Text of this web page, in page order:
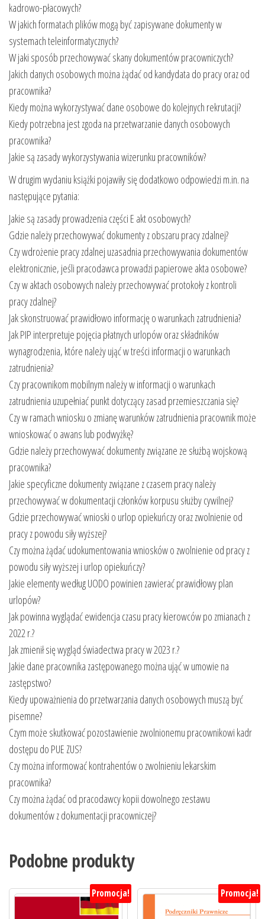
kadrowo-płacowych?
W jakich formatach plików mogą być zapisywane dokumenty w
systemach teleinformatycznych?
W jaki sposób przechowywać skany dokumentów pracowniczych?
Jakich danych osobowych można żądać od kandydata do pracy oraz od
pracownika?
Kiedy można wykorzystywać dane osobowe do kolejnych rekrutacji?
Kiedy potrzebna jest zgoda na przetwarzanie danych osobowych
pracownika?
Jakie są zasady wykorzystywania wizerunku pracowników?
W drugim wydaniu książki pojawiły się dodatkowo odpowiedzi m.in. na
następujące pytania:
Jakie są zasady prowadzenia części E akt osobowych?
Gdzie należy przechowywać dokumenty z obszaru pracy zdalnej?
Czy wdrożenie pracy zdalnej uzasadnia przechowywania dokumentów
elektronicznie, jeśli pracodawca prowadzi papierowe akta osobowe?
Czy w aktach osobowych należy przechowywać protokoły z kontroli
pracy zdalnej?
Jak skonstruować prawidłowo informację o warunkach zatrudnienia?
Jak PIP interpretuje pojęcia płatnych urlopów oraz składników
wynagrodzenia, które należy ująć w treści informacji o warunkach
zatrudnienia?
Czy pracownikom mobilnym należy w informacji o warunkach
zatrudnienia uzupełniać punkt dotyczący zasad przemieszczania się?
Czy w ramach wniosku o zmianę warunków zatrudnienia pracownik może
wnioskować o awans lub podwyżkę?
Gdzie należy przechowywać dokumenty związane ze służbą wojskową
pracownika?
Jakie specyficzne dokumenty związane z czasem pracy należy
przechowywać w dokumentacji członków korpusu służby cywilnej?
Gdzie przechowywać wnioski o urlop opiekuńczy oraz zwolnienie od
pracy z powodu siły wyższej?
Czy można żądać udokumentowania wniosków o zwolnienie od pracy z
powodu siły wyższej i urlop opiekuńczy?
Jakie elementy według UODO powinien zawierać prawidłowy plan
urlopów?
Jak powinna wyglądać ewidencja czasu pracy kierowców po zmianach z
2022 r.?
Jak zmienił się wygląd świadectwa pracy w 2023 r.?
Jakie dane pracownika zastępowanego można ująć w umowie na
zastępstwo?
Kiedy upoważnienia do przetwarzania danych osobowych muszą być
pisemne?
Czym może skutkować pozostawienie zwolnionemu pracownikowi kadr
dostępu do PUE ZUS?
Czy można informować kontrahentów o zwolnieniu lekarskim
pracownika?
Czy można żądać od pracodawcy kopii dowolnego zestawu
dokumentów z dokumentacji pracowniczej?
Podobne produkty
Promocja! Promocja!